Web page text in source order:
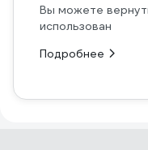
Вы можете
использован
Подробнее